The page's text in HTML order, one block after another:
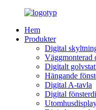
Hem
Produkter
Digital
Väggmonterad
Digitalt
Hängande
Digital A-tavla
Digital